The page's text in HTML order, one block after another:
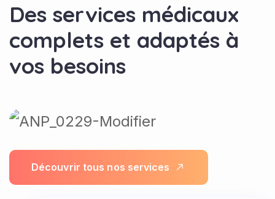
Des services médicaux
complets et adaptés à
vos besoins
Découvrir tous nos services